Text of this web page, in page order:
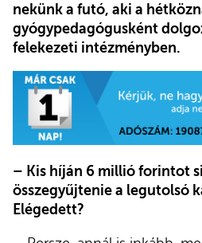
nekünk a futó, aki a
gyógypedagógusként
felekezeti intézményben.
– Kis híján 6 millió forintot
összegyűjtenie a legutolsó
Elégedett?